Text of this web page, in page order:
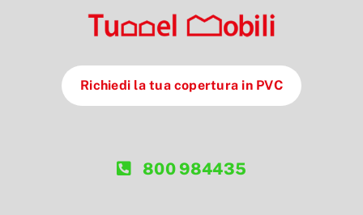
Richiedi la tua copertura in PVC
800 984435